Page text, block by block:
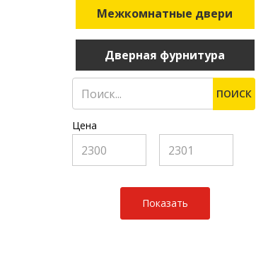
Межкомнатные двери
Дверная фурнитура
ПОИСК
Цена